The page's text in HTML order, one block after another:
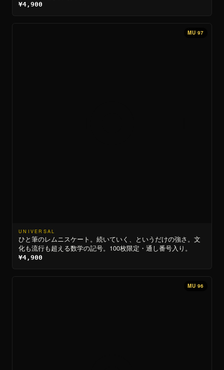
¥4,900
MU 97
UNIVERSAL
ひと筆のレムニスケート。続いていく、というだけの強さ。文
化も流行も超える数学の記号。100枚限定・通し番号入り。
¥4,900
MU 96